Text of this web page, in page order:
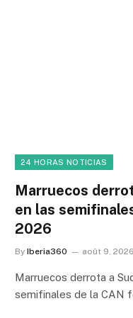
24 HORAS NOTICIAS
Marruecos
en las
2026
By Iberia360 août 9, 2026
Marruecos derrota a
semifinales de la CAN